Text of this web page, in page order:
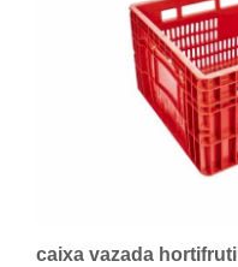
caixa vazada hortifruti